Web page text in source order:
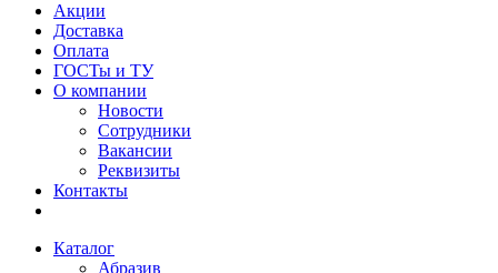
Акции
Доставка
Оплата
ГОСТы и ТУ
О компании
Новости
Сотрудники
Вакансии
Реквизиты
Контакты
Каталог
Абразив